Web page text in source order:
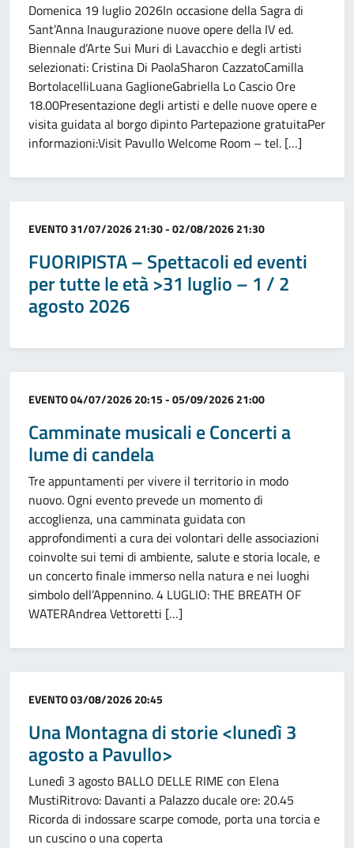
Domenica 19 luglio 2026In occasione della Sagra di
Sant’Anna Inaugurazione nuove opere della IV ed.
Biennale d’Arte Sui Muri di Lavacchio e degli artisti
selezionati: Cristina Di PaolaSharon CazzatoCamilla
BortolacelliLuana GaglioneGabriella Lo Cascio Ore
18.00Presentazione degli artisti e delle nuove opere e
visita guidata al borgo dipinto Partepazione gratuitaPer
informazioni:Visit Pavullo Welcome Room – tel. […]
Categoria:
EVENTO31/07/2026 21:30 - 02/08/2026 21:30
FUORIPISTA – Spettacoli ed eventi
per tutte le età >31 luglio – 1 / 2
agosto 2026
Categoria:
EVENTO04/07/2026 20:15 - 05/09/2026 21:00
Camminate musicali e Concerti a
lume di candela
Tre appuntamenti per vivere il territorio in modo
nuovo. Ogni evento prevede un momento di
accoglienza, una camminata guidata con
approfondimenti a cura dei volontari delle associazioni
coinvolte sui temi di ambiente, salute e storia locale, e
un concerto finale immerso nella natura e nei luoghi
simbolo dell’Appennino. 4 LUGLIO: THE BREATH OF
WATERAndrea Vettoretti […]
Categoria:
EVENTO03/08/2026 20:45
Una Montagna di storie <lunedì 3
agosto a Pavullo>
Lunedì 3 agosto BALLO DELLE RIME con Elena
MustiRitrovo: Davanti a Palazzo ducale ore: 20.45
Ricorda di indossare scarpe comode, porta una torcia e
un cuscino o una coperta